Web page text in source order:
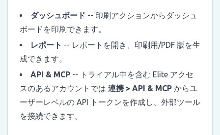
ダッシュボード -- 印刷アクションからダッシュ
ボードを印刷できます。
レポート -- レポートを開き、印刷用/PDF 版を生
成できます。
API & MCP -- トライアル中を含む Elite アクセ
スのあるアカウントでは 連携 > API & MCP からユ
ーザーレベルの API トークンを作成し、外部ツール
を接続できます。